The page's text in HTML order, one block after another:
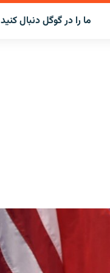
ما را در گوگل دنبال کنید